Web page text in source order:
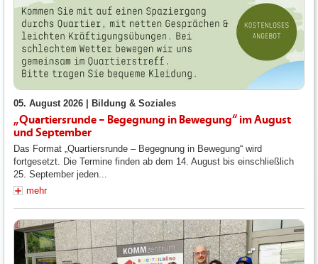
05. August 2026 | Bildung & Soziales
„Quartiersrunde – Begegnung in Bewegung“ im August
und September
Das Format „Quartiersrunde – Begegnung in Bewegung“ wird
fortgesetzt. Die Termine finden ab dem 14. August bis einschließlich
25. September jeden...
mehr